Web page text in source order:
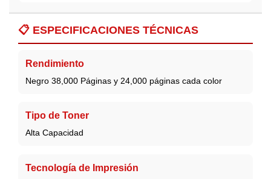
📋 ESPECIFICACIONES TÉCNICAS
Rendimiento
Negro 38,000 Páginas y 24,000 páginas cada color
Tipo de Toner
Alta Capacidad
Tecnología de Impresión